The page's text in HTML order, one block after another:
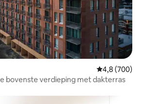
Gemiddelde
4,8 (700)
bovenste verdieping met dakterras